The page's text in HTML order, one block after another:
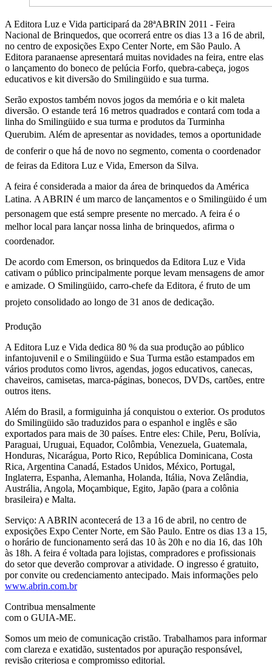
A Editora Luz e Vida participará da 28ªABRIN 2011 - Feira
Nacional de Brinquedos, que ocorrerá entre os dias 13 a 16 de abril,
no centro de exposições Expo Center Norte, em São Paulo. A
Editora paranaense apresentará muitas novidades na feira, entre elas
o lançamento do boneco de pelúcia Forfo, quebra-cabeça, jogos
educativos e kit diversão do Smilingüido e sua turma.
Serão expostos também novos jogos da memória e o kit maleta
diversão. O estande terá 16 metros quadrados e contará com toda a
linha do Smilingüido e sua turma e produtos da Turminha
Querubim. Além de apresentar as novidades, temos a oportunidade
de conferir o que há de novo no segmento, comenta o coordenador
de feiras da Editora Luz e Vida, Emerson da Silva.
A feira é considerada a maior da área de brinquedos da América
Latina. A ABRIN é um marco de lançamentos e o Smilingüido é um
personagem que está sempre presente no mercado. A feira é o
melhor local para lançar nossa linha de brinquedos, afirma o
coordenador.
De acordo com Emerson, os brinquedos da Editora Luz e Vida
cativam o público principalmente porque levam mensagens de amor
e amizade. O Smilingüido, carro-chefe da Editora, é fruto de um
projeto consolidado ao longo de 31 anos de dedicação.
Produção
A Editora Luz e Vida dedica 80 % da sua produção ao público
infantojuvenil e o Smilingüido e Sua Turma estão estampados em
vários produtos como livros, agendas, jogos educativos, canecas,
chaveiros, camisetas, marca-páginas, bonecos, DVDs, cartões, entre
outros itens.
Além do Brasil, a formiguinha já conquistou o exterior. Os produtos
do Smilingüido são traduzidos para o espanhol e inglês e são
exportados para mais de 30 países. Entre eles: Chile, Peru, Bolívia,
Paraguai, Uruguai, Equador, Colômbia, Venezuela, Guatemala,
Honduras, Nicarágua, Porto Rico, República Dominicana, Costa
Rica, Argentina Canadá, Estados Unidos, México, Portugal,
Inglaterra, Espanha, Alemanha, Holanda, Itália, Nova Zelândia,
Austrália, Angola, Moçambique, Egito, Japão (para a colônia
brasileira) e Malta.
Serviço: A ABRIN acontecerá de 13 a 16 de abril, no centro de
exposições Expo Center Norte, em São Paulo. Entre os dias 13 a 15,
o horário de funcionamento será das 10 às 20h e no dia 16, das 10h
às 18h. A feira é voltada para lojistas, compradores e profissionais
do setor que deverão comprovar a atividade. O ingresso é gratuito,
por convite ou credenciamento antecipado. Mais informações pelo
www.abrin.com.br
Contribua mensalmente
com o GUIA-ME.
Somos um meio de comunicação cristão. Trabalhamos para informar
com clareza e exatidão, sustentados por apuração responsável,
revisão criteriosa e compromisso editorial.